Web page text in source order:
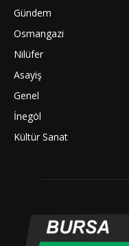
Gündem
Osmangazi
Nilüfer
Asayiş
Genel
İnegöl
Kültür Sanat